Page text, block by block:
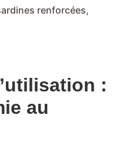
renforcées,
:
au